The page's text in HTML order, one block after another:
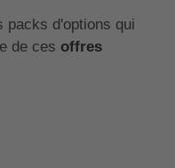
packs d'options qui
de ces offres